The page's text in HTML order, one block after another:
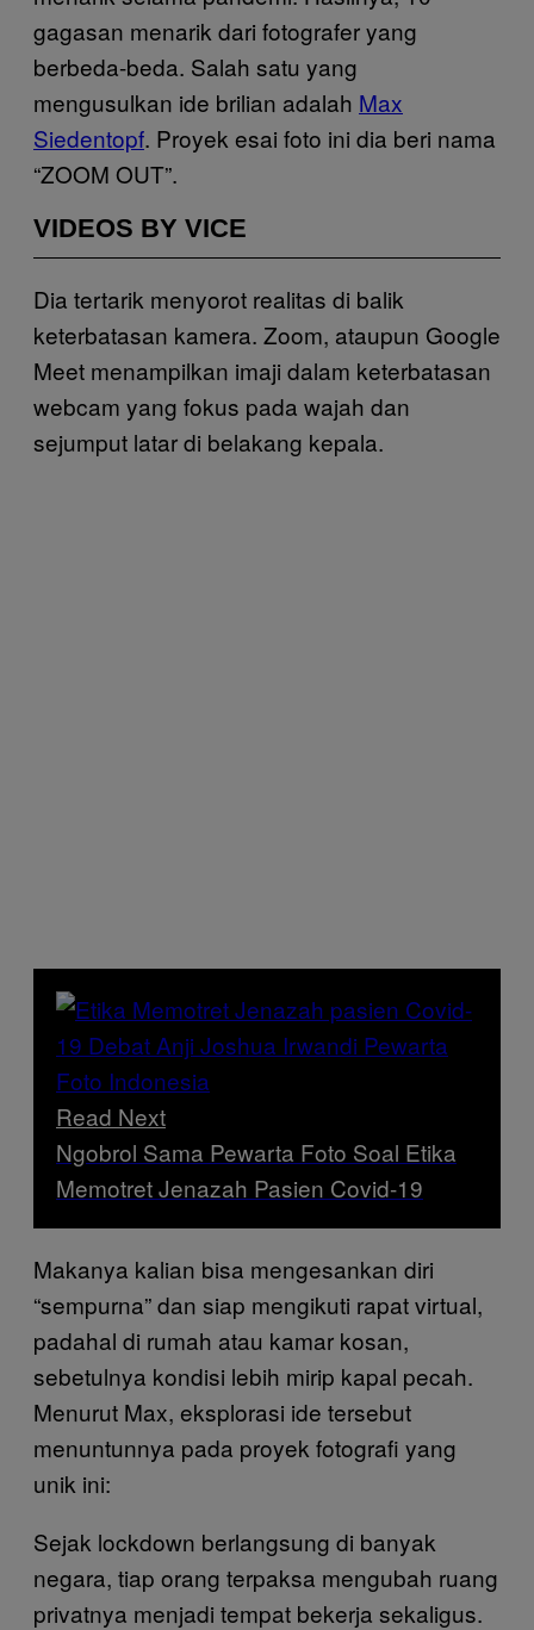
gagasan menarik dari fotografer yang
berbeda-beda. Salah satu yang
mengusulkan ide brilian adalah Max
Siedentopf. Proyek esai foto ini dia beri nama
“ZOOM OUT”.
VIDEOS BY VICE
Dia tertarik menyorot realitas di balik
keterbatasan kamera. Zoom, ataupun Google
Meet menampilkan imaji dalam keterbatasan
webcam yang fokus pada wajah dan
sejumput latar di belakang kepala.
Read Next
Ngobrol Sama Pewarta Foto Soal Etika
Memotret Jenazah Pasien Covid-19
Makanya kalian bisa mengesankan diri
“sempurna” dan siap mengikuti rapat virtual,
padahal di rumah atau kamar kosan,
sebetulnya kondisi lebih mirip kapal pecah.
Menurut Max, eksplorasi ide tersebut
menuntunnya pada proyek fotografi yang
unik ini:
Sejak lockdown berlangsung di banyak
negara, tiap orang terpaksa mengubah ruang
privatnya menjadi tempat bekerja sekaligus.